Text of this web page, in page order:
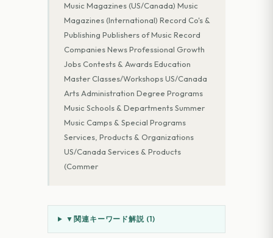
Music Magazines (US/Canada) Music
Magazines (International) Record Co's &
Publishing Publishers of Music Record
Companies News Professional Growth
Jobs Contests & Awards Education
Master Classes/Workshops US/Canada
Arts Administration Degree Programs
Music Schools & Departments Summer
Music Camps & Special Programs
Services, Products & Organizations
US/Canada Services & Products
(Commer
▼ 関連キーワード解説 (1)